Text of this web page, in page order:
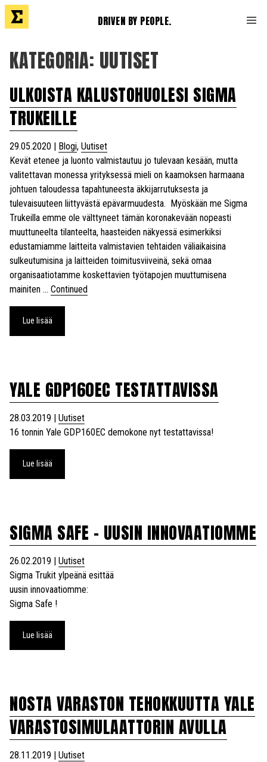
DRIVEN BY PEOPLE.
KATEGORIA: UUTISET
ULKOISTA KALUSTOHUOLESI SIGMA
TRUKEILLE
29.05.2020 | Blogi, Uutiset
Kevät etenee ja luonto valmistautuu jo tulevaan kesään, mutta
valitettavan monessa yrityksessä mieli on kaamoksen harmaana
johtuen taloudessa tapahtuneesta äkkijarrutuksesta ja
tulevaisuuteen liittyvästä epävarmuudesta. Myöskään me Sigma
Trukeilla emme ole välttyneet tämän koronakevään nopeasti
muuttuneelta tilanteelta, haasteiden näkyessä esimerkiksi
edustamiamme laitteita valmistavien tehtaiden väliaikaisina
sulkeutumisina ja laitteiden toimitusviiveinä, sekä omaa
organisaatiotamme koskettavien työtapojen muuttumisena
mainiten … Continued
Lue lisää
YALE GDP160EC TESTATTAVISSA
28.03.2019 | Uutiset
16 tonnin Yale GDP160EC demokone nyt testattavissa!
Lue lisää
SIGMA SAFE – UUSIN INNOVAATIOMME
26.02.2019 | Uutiset
Sigma Trukit ylpeänä esittää
uusin innovaatiomme:
Sigma Safe !
Lue lisää
NOSTA VARASTON TEHOKKUUTTA YALE
VARASTOSIMULAATTORIN AVULLA
28.11.2019
Uutiset